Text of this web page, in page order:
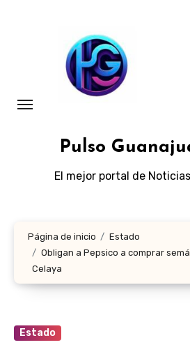
Pulso
El mejor portal de
Página de inicio
Estado
Obligan a Pepsico a comprar
Celaya
Estado